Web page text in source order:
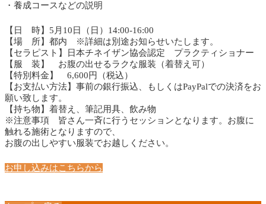
・養成コースなどの説明
【日 時】5月10日（日）14:00-16:00
【場 所】都内 ※詳細は別途お知らせいたします。
【セラピスト】日本チネイザン協会認定 プラクティショナー
【服 装】 お腹の出せるラクな服装（着替え可）
【特別料金】 6,600円（税込）
【お支払い方法】事前の銀行振込、もしくはPayPalでの決済をお
願い致します。
【持ち物】着替え、筆記用具、飲み物
※注意事項 皆さん一斉に行うセッションとなります。お腹に
触れる施術となりますので、
お腹の出しやすい服装でお越しください。
お申し込みはこちらから